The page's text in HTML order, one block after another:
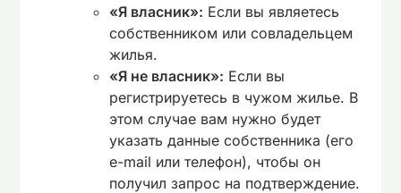
«Я власник»: Если вы являетесь
собственником или совладельцем
жилья.
«Я не власник»: Если вы
регистрируетесь в чужом жилье. В
этом случае вам нужно будет
указать данные собственника (его
e-mail или телефон), чтобы он
получил запрос на подтверждение.